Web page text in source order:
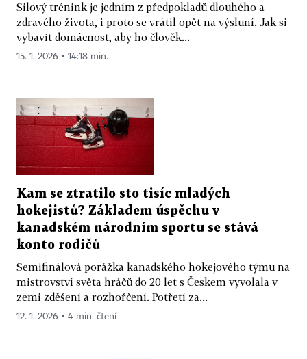
Silový trénink je jedním z předpokladů dlouhého a
zdravého života, i proto se vrátil opět na výsluní. Jak si
vybavit domácnost, aby ho člověk...
15. 1. 2026 ▪ 14:18 min.
Kam se ztratilo sto tisíc mladých
hokejistů? Základem úspěchu v
kanadském národním sportu se stává
konto rodičů
Semifinálová porážka kanadského hokejového týmu na
mistrovství světa hráčů do 20 let s Českem vyvolala v
zemi zděšení a rozhořčení. Potřetí za...
12. 1. 2026 ▪ 4 min. čtení